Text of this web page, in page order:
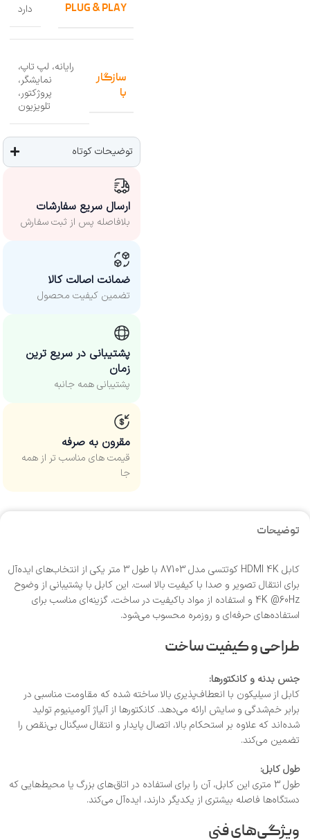
PLUG & PLAY دارد
سازگار
با
رایانه، لپ تاپ،
نمایشگر،
پروژکتور،
تلویزیون
توضیحات کوتاه
ارسال سریع سفارشات
بلافاصله پس از ثبت سفارش
ضمانت اصالت کالا
تضمین کیفیت محصول
پشتیبانی در سریع ترین
زمان
پشتیبانی همه جانبه
مقرون به صرفه
قیمت های مناسب‌ تر از همه
جا
توضیحات
کابل HDMI 4K کوتتسی مدل 87103 با طول 3 متر یکی از انتخاب‌های ایده‌آل
برای انتقال تصویر و صدا با کیفیت بالا است. این کابل با پشتیبانی از وضوح
4K @60Hz و استفاده از مواد باکیفیت در ساخت، گزینه‌ای مناسب برای
استفاده‌های حرفه‌ای و روزمره محسوب می‌شود.
طراحی و کیفیت ساخت
جنس بدنه و کانکتورها:
کابل از سیلیکون با انعطاف‌پذیری بالا ساخته شده که مقاومت مناسبی در
برابر خم‌شدگی و سایش ارائه می‌دهد. کانکتورها از آلیاژ آلومینیوم تولید
شده‌اند که علاوه بر استحکام بالا، اتصال پایدار و انتقال سیگنال بی‌نقص را
تضمین می‌کند.
طول کابل:
طول 3 متری این کابل، آن را برای استفاده در اتاق‌های بزرگ یا محیط‌هایی که
دستگاه‌ها فاصله بیشتری از یکدیگر دارند، ایده‌آل می‌کند.
ویژگی‌های فنی